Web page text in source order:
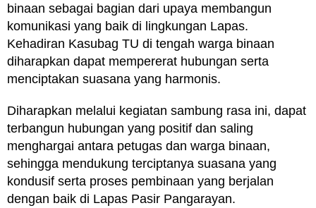
binaan sebagai bagian dari upaya membangun
komunikasi yang baik di lingkungan Lapas.
Kehadiran Kasubag TU di tengah warga binaan
diharapkan dapat mempererat hubungan serta
menciptakan suasana yang harmonis.
Diharapkan melalui kegiatan sambung rasa ini, dapat
terbangun hubungan yang positif dan saling
menghargai antara petugas dan warga binaan,
sehingga mendukung terciptanya suasana yang
kondusif serta proses pembinaan yang berjalan
dengan baik di Lapas Pasir Pangarayan.